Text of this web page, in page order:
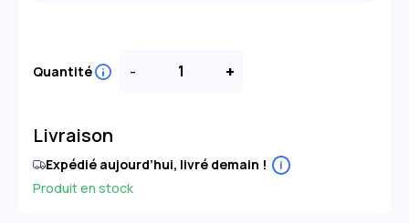
Quantité - +
Livraison
Produit en stock
Expédié aujourd’hui, livré demain ! i